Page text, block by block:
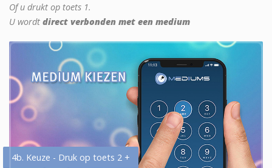
Of u drukt op toets 1.
U wordt direct verbonden met een medium
4b. Keuze - Druk op toets 2 +